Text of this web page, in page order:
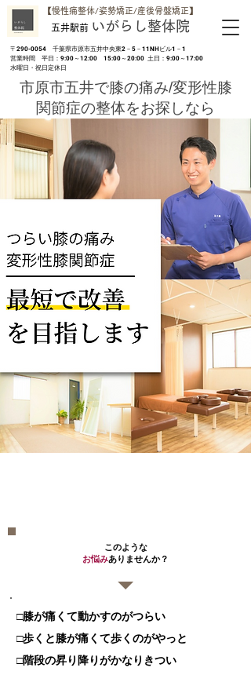
​【慢性痛整体/姿勢矯正/産後骨盤矯正】
五井駅前 いがらし整体院
​〒290-0054 千葉県市原市五井中央東2－5－11NHビル1－1
営業時間 平日：9:00～12:00 15:00～20:00 土日：9:00～17:00
​水曜日・祝日定休日
​市原市五井で膝の痛み/変形性膝
関節症の整体をお探しなら
​このような
お悩みありませんか？​
□膝が痛くて動かすのがつらい
□歩くと膝が痛くて歩くのがやっと
□階段の昇り降りがかなりきつい